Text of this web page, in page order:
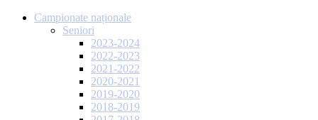
Campionate naționale
Seniori
2023-2024
2022-2023
2021-2022
2020-2021
2019-2020
2018-2019